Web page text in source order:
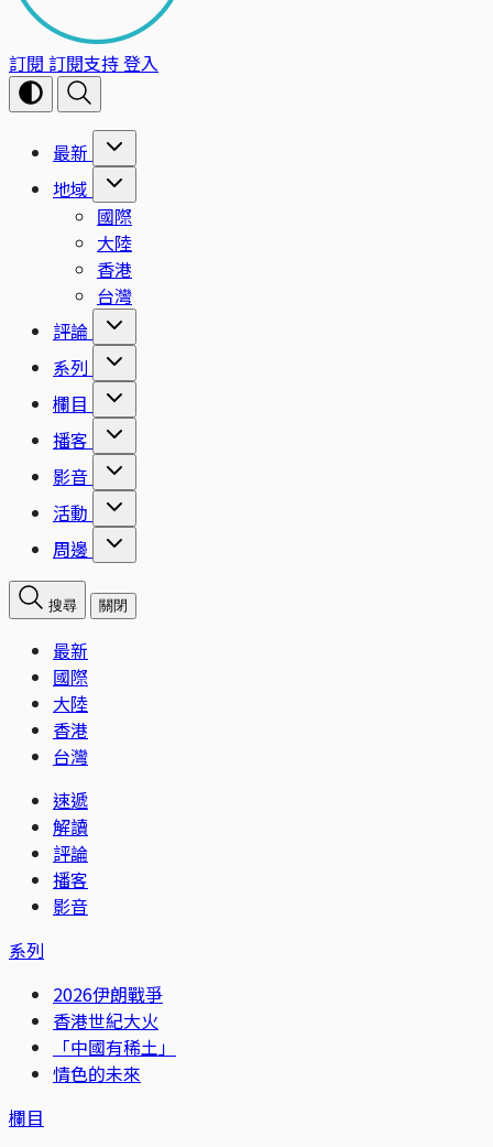
訂閱 訂閱支持登入
最新
地域
國際
大陸
香港
台灣
評論
系列
欄目
播客
影音
活動
周邊
搜尋 關閉
最新
國際
大陸
香港
台灣
速遞
解讀
評論
播客
影音
系列
2026伊朗戰爭
香港世紀大火
「中國有稀土」
情色的未來
欄目